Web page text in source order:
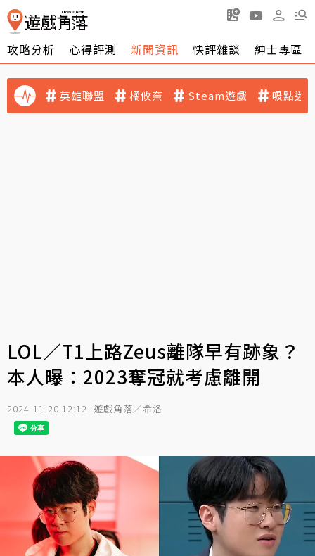
攻略分析 心得評測 新聞資訊 快評雜談 紳士專區
英雄聯盟 橘攸奈 Steam遊戲 吸點迷
LOL／T1上路Zeus離隊早有跡象？
本人曝：2023奪冠就考慮離開
2024-11-20 12:12 遊戲角落／希洛